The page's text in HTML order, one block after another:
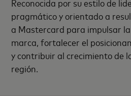
pragmático y orientado a
a Mastercard para impulsar la
marca, fortalecer el
y contribuir al crecimiento de
región.